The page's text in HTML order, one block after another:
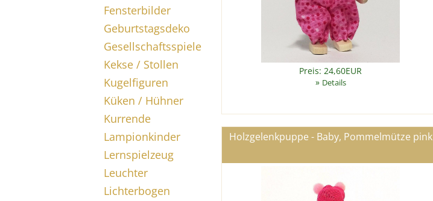
Fensterbilder
Geburtstagsdeko
Gesellschaftsspiele
Kekse / Stollen
Kugelfiguren
Küken / Hühner
Kurrende
Lampionkinder
Lernspielzeug
Leuchter
Lichterbogen
Preis: 24,60EUR
» Details
Holzgelenkpuppe - Baby, Pommelmütze pink